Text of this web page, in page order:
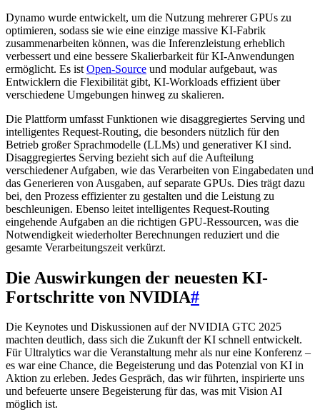
Dynamo wurde entwickelt, um die Nutzung mehrerer GPUs zu
optimieren, sodass sie wie eine einzige massive KI-Fabrik
zusammenarbeiten können, was die Inferenzleistung erheblich
verbessert und eine bessere Skalierbarkeit für KI-Anwendungen
ermöglicht. Es ist Open-Source und modular aufgebaut, was
Entwicklern die Flexibilität gibt, KI-Workloads effizient über
verschiedene Umgebungen hinweg zu skalieren.
Die Plattform umfasst Funktionen wie disaggregiertes Serving und
intelligentes Request-Routing, die besonders nützlich für den
Betrieb großer Sprachmodelle (LLMs) und generativer KI sind.
Disaggregiertes Serving bezieht sich auf die Aufteilung
verschiedener Aufgaben, wie das Verarbeiten von Eingabedaten und
das Generieren von Ausgaben, auf separate GPUs. Dies trägt dazu
bei, den Prozess effizienter zu gestalten und die Leistung zu
beschleunigen. Ebenso leitet intelligentes Request-Routing
eingehende Aufgaben an die richtigen GPU-Ressourcen, was die
Notwendigkeit wiederholter Berechnungen reduziert und die
gesamte Verarbeitungszeit verkürzt.
Die Auswirkungen der neuesten KI-
Fortschritte von NVIDIA#
Die Keynotes und Diskussionen auf der NVIDIA GTC 2025
machten deutlich, dass sich die Zukunft der KI schnell entwickelt.
Für Ultralytics war die Veranstaltung mehr als nur eine Konferenz –
es war eine Chance, die Begeisterung und das Potenzial von KI in
Aktion zu erleben. Jedes Gespräch, das wir führten, inspirierte uns
und befeuerte unsere Begeisterung für das, was mit Vision AI
möglich ist.